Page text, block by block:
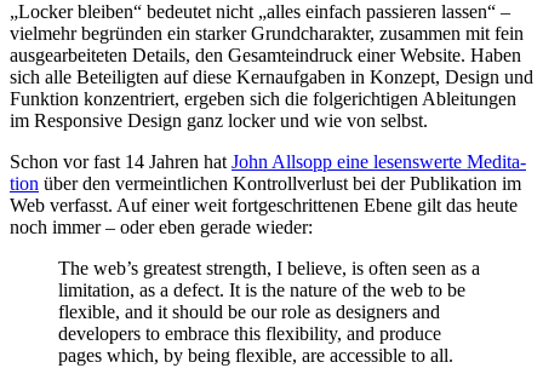
„Locker bleiben“ bedeutet nicht „alles einfach passieren lassen“ –
viel­mehr begründen ein starker Grund­cha­rakter, zusammen mit fein
ausge­ar­bei­teten Details, den Gesamt­ein­druck einer Website. Haben
sich alle Betei­ligten auf diese Kern­auf­gaben in Konzept, Design und
Funk­tion konzen­triert, ergeben sich die folge­rich­tigen Ablei­tungen
im Respon­sive Design ganz locker und wie von selbst.
Schon vor fast 14 Jahren hat John Allsopp eine lesens­werte Medi­ta­
tion über den vermeint­li­chen Kontroll­ver­lust bei der Publi­ka­tion im
Web verfasst. Auf einer weit fort­ge­schrit­tenen Ebene gilt das heute
noch immer – oder eben gerade wieder:
The web’s grea­test strength, I believe, is often seen as a
limi­ta­tion, as a defect. It is the nature of the web to be
flexible, and it should be our role as desi­gners and
deve­lo­pers to embrace this flexi­bi­lity, and produce
pages which, by being flexible, are acces­sible to all.